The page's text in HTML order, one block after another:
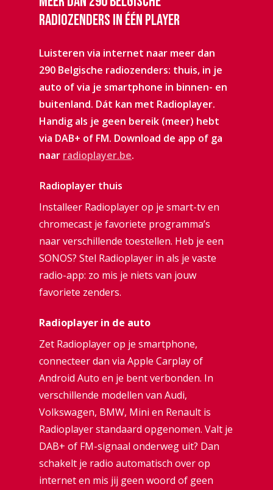
radiozendersinéénplayer
Luisteren via internet naar meer dan
290 Belgische radiozenders: thuis, in je
auto of via je smartphone in binnen- en
buitenland. Dát kan met Radioplayer.
Handig als je geen bereik (meer) hebt
via DAB+ of FM. Download de app of ga
naar radioplayer.be.
Radioplayer thuis
Installeer Radioplayer op je smart-tv en
chromecast je favoriete programma’s
naar verschillende toestellen. Heb je een
SONOS? Stel Radioplayer in als je vaste
radio-app: zo mis je niets van jouw
favoriete zenders.
Radioplayer in de auto
Zet Radioplayer op je smartphone,
connecteer dan via Apple Carplay of
Android Auto en je bent verbonden. In
verschillende modellen van Audi,
Volkswagen, BMW, Mini en Renault is
Radioplayer standaard opgenomen. Valt je
DAB+ of FM-signaal onderweg uit? Dan
schakelt je radio automatisch over op
internet en mis jij geen woord of geen